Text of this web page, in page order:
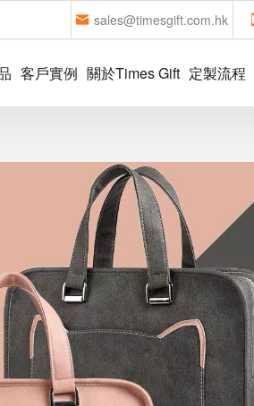
sales@timesgift.com.hk
客戶實例 關於Times Gift 定製流程